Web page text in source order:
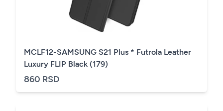
MCLF12-SAMSUNG S21 Plus * Futrola Leather
Luxury FLIP Black (179)
860 RSD